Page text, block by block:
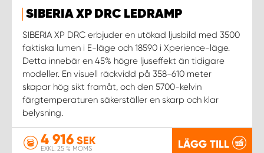
SIBERIA XP DRC LEDRAMP
SIBERIA XP DRC erbjuder en utökad ljusbild med 3500
faktiska lumen i E-läge och 18590 i Xperience-läge.
Detta innebär en 45% högre ljuseffekt än tidigare
modeller. En visuell räckvidd på 358-610 meter
skapar hög sikt framåt, och den 5700-kelvin
färgtemperaturen säkerställer en skarp och klar
belysning.
4 916 SEK
EXKL. 25 % MOMS LÄGG TILL